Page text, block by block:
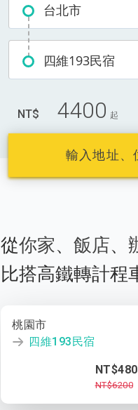
台北市
四維193民宿
NT$ 4400 起
輸入地址
從你家、 飯店、
比搭高鐵轉計程
桃園市
四維193民宿
NT$6200